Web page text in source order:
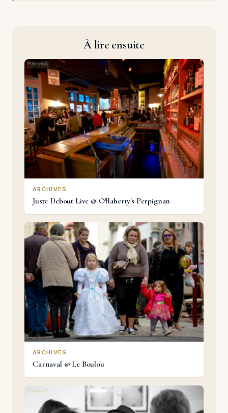
À lire ensuite
ARCHIVES
Juste Debout Live @ O'flaherty's Perpignan
ARCHIVES
Carnaval @ Le Boulou